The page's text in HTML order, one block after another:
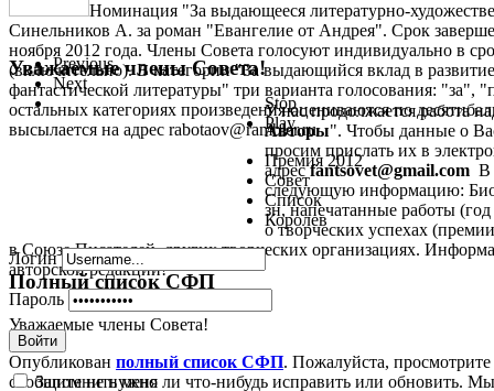
Номинация "За выдающееся литературно-
Синельников А. за роман "Евангелие от Андрея". Срок
ноября 2012 года. Члены Совета голосуют индивидуально в
(включительно). В категории "За выдающийся вклад в
фантастической литературы" три варианта голосования: "за",
остальных категориях произведения оцениваются по
высылается на адрес rabotaov@rambler.ru
Уважаемые члены Совета!
У нас продолжается работа
Авторы". Чтобы данные о
просим прислать их в
адресfantsovet@gmail.com В
следующую информацию:
зн, напечатанные работы
о творческих успехах
в Союзе Писателей, других творческих организациях.
авторской редакции!
Полный список СФП
Уважаемые члены Совета!
Опубликован полный список СФП. Пожалуйста,
сообщите не нужно ли что-нибудь исправить или обновить.
Previous
Next
Stop
Play
Премия 2012
Совет
Список
Королев
Логин
Пароль
Войти
Запомнить меня